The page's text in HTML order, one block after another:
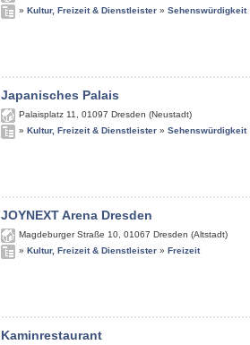
» Kultur, Freizeit & Dienstleister » Sehenswürdigkeit
Japanisches Palais
Palaisplatz 11 01097 Dresden (Neustadt)
» Kultur, Freizeit & Dienstleister » Sehenswürdigkeit
JOYNEXT Arena Dresden
Magdeburger Straße 10 01067 Dresden (Altstadt)
» Kultur, Freizeit & Dienstleister » Freizeit
Kaminrestaurant